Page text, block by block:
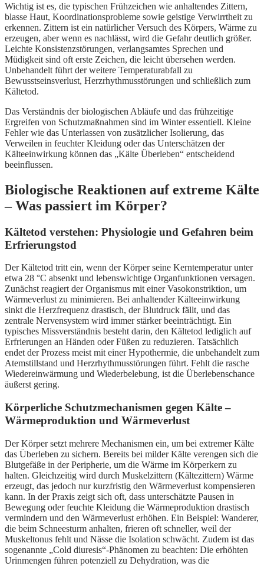
Wichtig ist es, die typischen Frühzeichen wie anhaltendes Zittern,
blasse Haut, Koordinationsprobleme sowie geistige Verwirrtheit zu
erkennen. Zittern ist ein natürlicher Versuch des Körpers, Wärme zu
erzeugen, aber wenn es nachlässt, wird die Gefahr deutlich größer.
Leichte Konsistenzstörungen, verlangsamtes Sprechen und
Müdigkeit sind oft erste Zeichen, die leicht übersehen werden.
Unbehandelt führt der weitere Temperaturabfall zu
Bewusstseinsverlust, Herzrhythmusstörungen und schließlich zum
Kältetod.
Das Verständnis der biologischen Abläufe und das frühzeitige
Ergreifen von Schutzmaßnahmen sind im Winter essentiell. Kleine
Fehler wie das Unterlassen von zusätzlicher Isolierung, das
Verweilen in feuchter Kleidung oder das Unterschätzen der
Kälteeinwirkung können das „Kälte Überleben“ entscheidend
beeinflussen.
Biologische Reaktionen auf extreme Kälte
– Was passiert im Körper?
Kältetod verstehen: Physiologie und Gefahren beim
Erfrierungstod
Der Kältetod tritt ein, wenn der Körper seine Kerntemperatur unter
etwa 28 °C absenkt und lebenswichtige Organfunktionen versagen.
Zunächst reagiert der Organismus mit einer Vasokonstriktion, um
Wärmeverlust zu minimieren. Bei anhaltender Kälteeinwirkung
sinkt die Herzfrequenz drastisch, der Blutdruck fällt, und das
zentrale Nervensystem wird immer stärker beeinträchtigt. Ein
typisches Missverständnis besteht darin, den Kältetod lediglich auf
Erfrierungen an Händen oder Füßen zu reduzieren. Tatsächlich
endet der Prozess meist mit einer Hypothermie, die unbehandelt zum
Atemstillstand und Herzrhythmusstörungen führt. Fehlt die rasche
Wiedereinwärmung und Wiederbelebung, ist die Überlebenschance
äußerst gering.
Körperliche Schutzmechanismen gegen Kälte –
Wärmeproduktion und Wärmeverlust
Der Körper setzt mehrere Mechanismen ein, um bei extremer Kälte
das Überleben zu sichern. Bereits bei milder Kälte verengen sich die
Blutgefäße in der Peripherie, um die Wärme im Körperkern zu
halten. Gleichzeitig wird durch Muskelzittern (Kältezittern) Wärme
erzeugt, das jedoch nur kurzfristig den Wärmeverlust kompensieren
kann. In der Praxis zeigt sich oft, dass unterschätzte Pausen in
Bewegung oder feuchte Kleidung die Wärmeproduktion drastisch
vermindern und den Wärmeverlust erhöhen. Ein Beispiel: Wanderer,
die beim Schneesturm anhalten, frieren oft schneller, weil der
Muskeltonus fehlt und Nässe die Isolation schwächt. Zudem ist das
sogenannte „Cold diuresis“-Phänomen zu beachten: Die erhöhten
Urinmengen führen potenziell zu Dehydration, was die